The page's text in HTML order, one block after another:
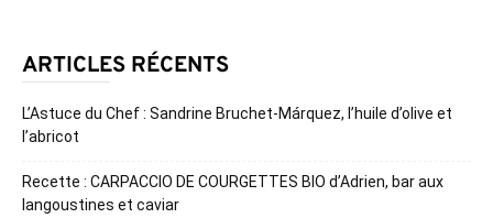
ARTICLES RÉCENTS
L’Astuce du Chef : Sandrine Bruchet-Márquez, l’huile d’olive et
l’abricot
Recette : CARPACCIO DE COURGETTES BIO d’Adrien, bar aux
langoustines et caviar